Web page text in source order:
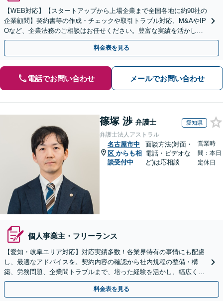
【WEB対応】【スタートアップから上場企業まで全国各地に約90社の
企業顧問】契約書等の作成・チェックや取引トラブル対応、M&AやIP
Oなど、企業法務のご相談はお任せください。豊富な実績を活かし的
確に対応を進めてまいります。
料金表を見る
電話でお問い合わせ メールでお問い合わせ
篠塚 渉 弁護士 愛知県
弁護士法人アストラル
名古屋市中
区 からも相
談受付中
面談方法(対面・
電話・ビデオな
ど)は応相談
営業時
間：本日
定休日
個人事業主・フリーランス
【愛知・岐阜エリア対応】対応実績多数！各業界特有の事情にも配慮
し、最適なアドバイスを。契約内容の確認から社内規程の整備・構
築、労務問題、企業間トラブルまで、培った経験を活かし、幅広く対
応いたします【オンライン面談OK（顧問締結後）】
料金表を見る